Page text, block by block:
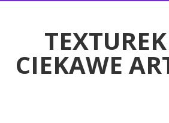
CIEKAWE